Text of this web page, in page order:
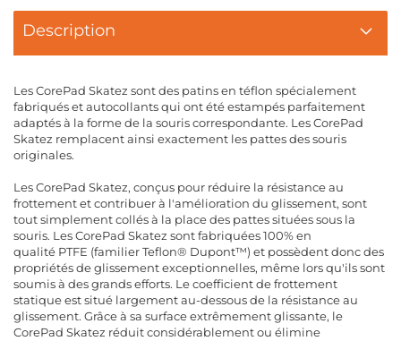
Description
Les CorePad Skatez sont des patins en téflon spécialement
fabriqués et autocollants qui ont été estampés parfaitement
adaptés à la forme de la souris correspondante. Les CorePad
Skatez remplacent ainsi exactement les pattes des souris
originales.
Les CorePad Skatez, conçus pour réduire la résistance au
frottement et contribuer à l'amélioration du glissement, sont
tout simplement collés à la place des pattes situées sous la
souris. Les CorePad Skatez sont fabriquées 100% en
qualité PTFE (familier Teflon® Dupont™) et possèdent donc des
propriétés de glissement exceptionnelles, même lors qu'ils sont
soumis à des grands efforts. Le coefficient de frottement
statique est situé largement au-dessous de la résistance au
glissement. Grâce à sa surface extrêmement glissante, le
CorePad Skatez réduit considérablement ou élimine